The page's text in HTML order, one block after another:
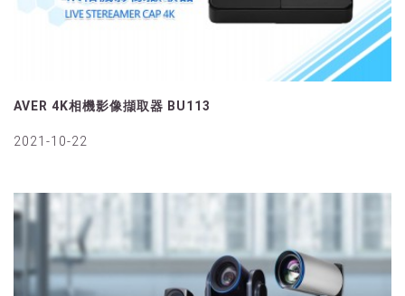
AVER 4K相機影像擷取器 BU113
2021-10-22